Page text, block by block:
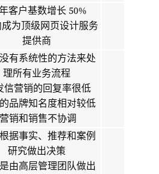
客户基数增长 50%
为顶级网页设计服务
提供商
有系统性的方法来处
理所有业务流程
信营销的回复率很低
品牌知名度相对较低
销和销售不协调
据事实、推荐和案例
研究做出决策
由高层管理团队做出